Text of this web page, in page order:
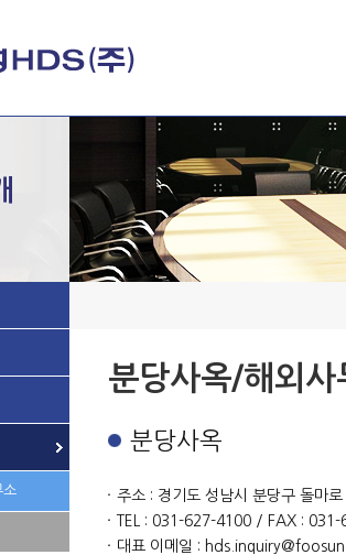
소
분당사옥/해외사
분당사옥
주소 : 경기도 성남시 분당구 돌마
TEL : 031-627-4100 / FAX :
대표 이메일 :